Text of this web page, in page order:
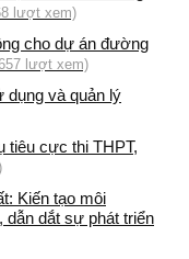
lượt xem)
cho dự án đường
lượt xem)
dụng và quản lý
tiêu cực thi THPT,
Kiến tạo môi
dẫn dắt sự phát triển